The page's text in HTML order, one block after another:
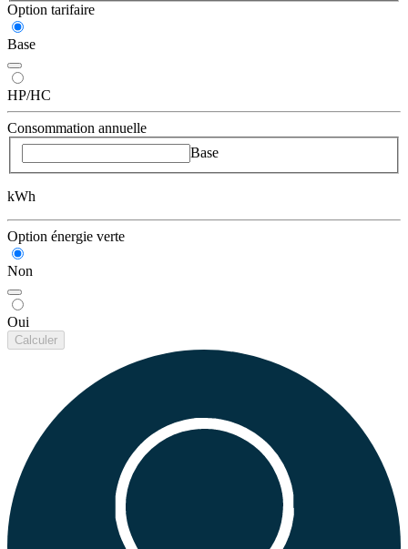
Option tarifaire
Base
HP/HC
Consommation annuelle
Base
kWh
Option énergie verte
Non
Oui
Calculer